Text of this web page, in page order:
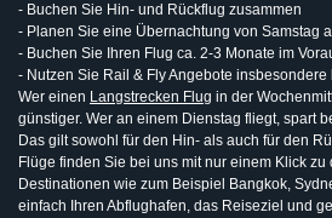
- Buchen Sie Hin- und Rückflug zusammen
- Planen Sie eine Übernachtung von Samstag
- Buchen Sie Ihren Flug ca. 2-3 Monate im
- Nutzen Sie Rail & Fly Angebote
Wer einen Langstrecken Flug in der
günstiger. Wer an einem Dienstag fliegt, spart
Das gilt sowohl für den Hin- als auch für den
Flüge finden Sie bei uns mit nur einem Klick zu
Destinationen wie zum Beispiel Bangkok,
einfach Ihren Abflughafen, das Reiseziel und